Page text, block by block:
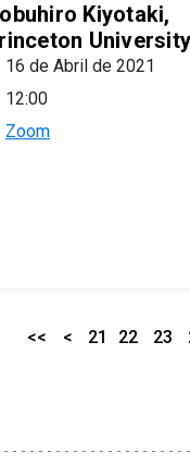
Kiyotaki,
University
16 de Abril de 2021
12:00
Zoom
<< < 21 22 23